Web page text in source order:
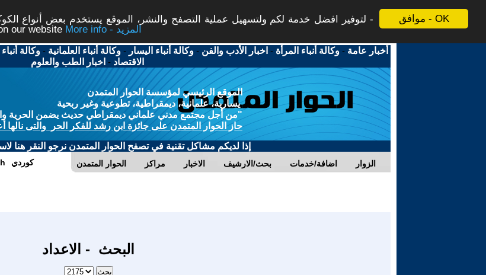
موافق - OK
لتوفير افضل خدمة لكم ولتسهيل عملية التصفح والنشر، الموقع يستخدم بعض أنواع
our website
More info - المزيد
أخبار عامة -وكالة أنباء المرأة - اخبار الأدب والفن -وكالة أنباء اليسار -وكالة أنباء العلمانية -وكالة
الاقتصاد - اخبار الطب والعلوم
الموقع الرئيسي لمؤسسة الحوار المتمدن
يسارية، علمانية، ديمقراطية، تطوعية وغير ربحية
"من أجل مجتمع مدني علماني ديمقراطي حديث يضمن الحرية
حاز الحوار المتمدن على جائزة ابن رشد للفكر الحر والتى نالها
إذا لديكم مشاكل تقنية في تصفح الحوار المتمدن نرجو النقر هنا
الحوار المتمدن مراكز الاخبار بحث/الارشيف اضافة/خدمات الزوار كوردي
البحث - الاعداد